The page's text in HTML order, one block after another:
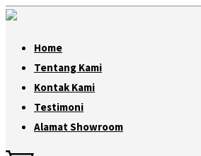
Home
Tentang Kami
Kontak Kami
Testimoni
Alamat Showroom